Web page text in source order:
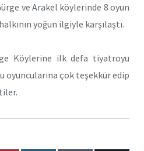
ve Arakel köylerinde 8 oyun
yoğun ilgiyle karşılaştı.
Köylerine ilk defa tiyatroyu
oyuncularına çok teşekkür edip